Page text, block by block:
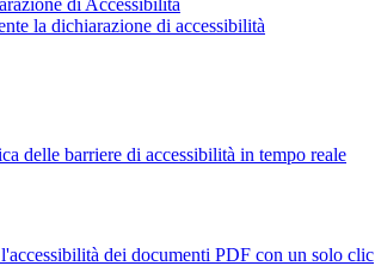
la dichiarazione di accessibilità
delle barriere di accessibilità in tempo reale
dei documenti PDF con un solo clic